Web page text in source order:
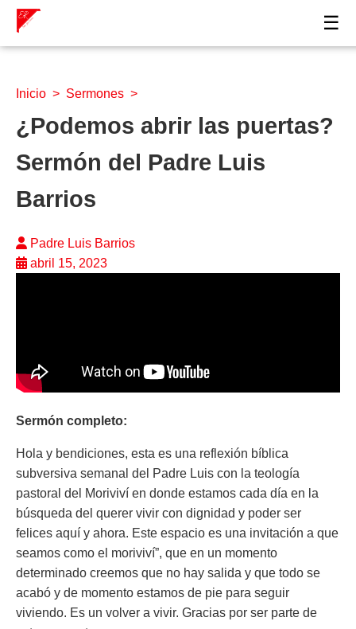
☰
Inicio > Sermones >
¿Podemos abrir las puertas?
Sermón del Padre Luis
Barrios
Padre Luis Barrios
abril 15, 2023
Sermón completo:
Hola y bendiciones, esta es una reflexión bíblica
subversiva semanal del Padre Luis con la teología
pastoral del Moriviví en donde estamos cada día en la
búsqueda del querer vivir con dignidad y poder ser
felices aquí y ahora. Este espacio es una invitación a que
seamos como el moriviví”, que en un momento
determinado creemos que no hay salida y que todo se
acabó y de momento estamos de pie para seguir
viviendo. Es un volver a vivir. Gracias por ser parte de